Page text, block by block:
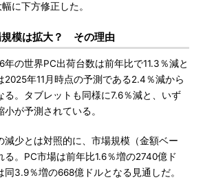
に下方修正した。
規模は拡大？ その理由
の世界PC出荷台数は前年比で11.3％減と
2025年11月時点の予測である2.4％減から
る。タブレットも同様に7.6％減と、いず
が予測されている。
少とは対照的に、市場規模（金額ベー
る。PC市場は前年比1.6％増の2740億ド
同3.9％増の668億ドルとなる見通しだ。